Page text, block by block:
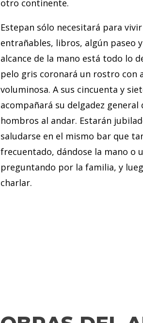
otro continente.
Estepan sólo necesitará para
entrañables, libros, algún paseo
alcance de la mano está todo lo
pelo gris coronará un rostro con
voluminosa. A sus cincuenta y
acompañará su delgadez general
hombros al andar. Estarán
saludarse en el mismo bar que
frecuentado, dándose la mano o
preguntando por la familia, y
charlar.